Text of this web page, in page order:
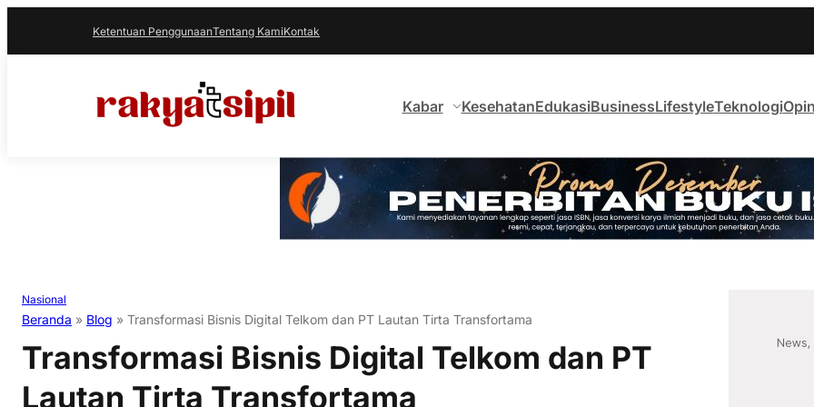
Ketentuan PenggunaanTentang KamiKontak
Kabar KesehatanEdukasiBusinessLifestyleTeknologi
Nasional
Beranda » Blog » Transformasi Bisnis Digital Telkom dan PT Lautan Tirta Transfortama
Transformasi Bisnis Digital Telkom dan PT
Lautan Tirta Transfortama